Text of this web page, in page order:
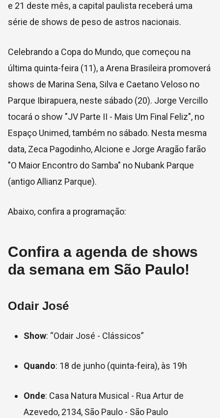
e 21 deste mês, a capital paulista receberá uma
série de shows de peso de astros nacionais.
Celebrando a Copa do Mundo, que começou na
última quinta-feira (11), a Arena Brasileira promoverá
shows de Marina Sena, Silva e Caetano Veloso no
Parque Ibirapuera, neste sábado (20). Jorge Vercillo
tocará o show "JV Parte II - Mais Um Final Feliz", no
Espaço Unimed, também no sábado. Nesta mesma
data, Zeca Pagodinho, Alcione e Jorge Aragão farão
"O Maior Encontro do Samba" no Nubank Parque
(antigo Allianz Parque).
Abaixo, confira a programação:
Confira a agenda de shows
da semana em São Paulo!
Odair José
Show: “Odair José - Clássicos”
Quando: 18 de junho (quinta-feira), às 19h
Onde: Casa Natura Musical - Rua Artur de
Azevedo, 2134, São Paulo - São Paulo